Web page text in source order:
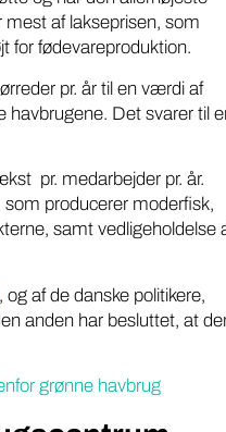
af lakseprisen, som
for fødevareproduktion.
pr. år til en værdi af
havbrugene. Det svarer til
pr. medarbejder pr. år.
producerer moderfisk,
samt vedligeholdelse
, og af de danske politikere,
anden har besluttet, at
grønne havbrug